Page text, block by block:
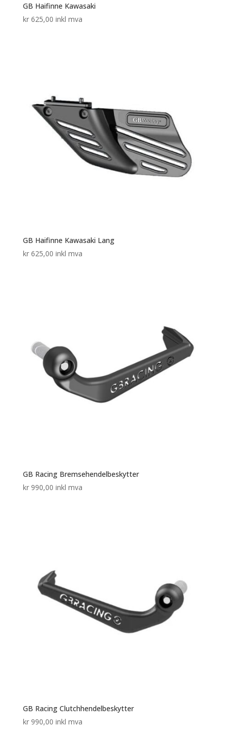
GB Haifinne Kawasaki
kr625,00 inkl mva
GB Haifinne Kawasaki Lang
kr625,00 inkl mva
GB Racing Bremsehendelbeskytter
kr990,00 inkl mva
GB Racing Clutchhendelbeskytter
kr990,00 inkl mva